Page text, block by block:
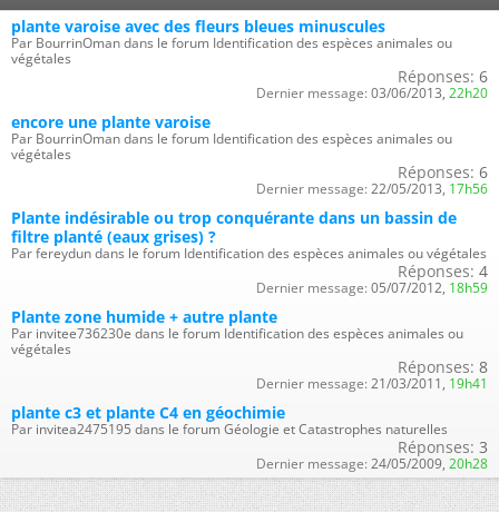
plante varoise avec des fleurs bleues minuscules
Par BourrinOman dans le forum Identification des espèces animales ou
végétales
Réponses: 6
Dernier message: 03/06/2013, 22h20
encore une plante varoise
Par BourrinOman dans le forum Identification des espèces animales ou
végétales
Réponses: 6
Dernier message: 22/05/2013, 17h56
Plante indésirable ou trop conquérante dans un bassin de
filtre planté (eaux grises) ?
Par fereydun dans le forum Identification des espèces animales ou végétales
Réponses: 4
Dernier message: 05/07/2012, 18h59
Plante zone humide + autre plante
Par invitee736230e dans le forum Identification des espèces animales ou
végétales
Réponses: 8
Dernier message: 21/03/2011, 19h41
plante c3 et plante C4 en géochimie
Par invitea2475195 dans le forum Géologie et Catastrophes naturelles
Réponses: 3
Dernier message: 24/05/2009, 20h28